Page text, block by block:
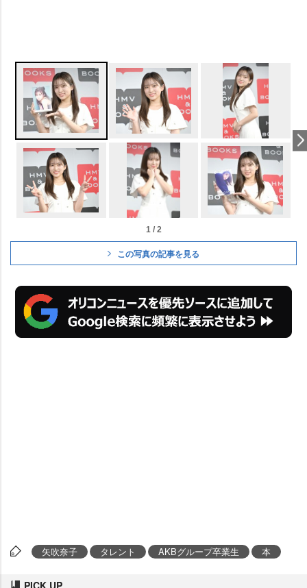
1 / 2
この写真の記事を見る
矢吹奈子 タレント AKBグループ卒業生 本
PICK UP